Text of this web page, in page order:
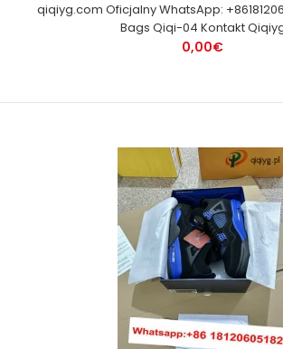
qiqiyg.com Oficjalny WhatsApp:
Bags Qiqi-04 Kontakt
0,00€